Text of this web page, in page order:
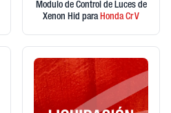
Modulo de Control de Luces de
Xenon Hid paraHondaCr V